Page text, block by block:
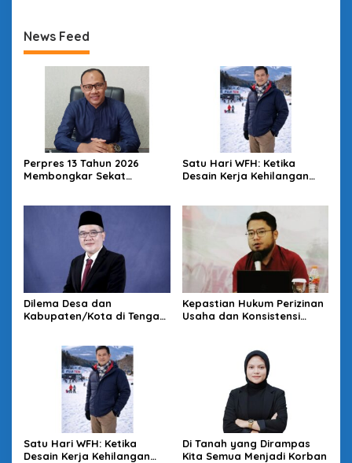
News Feed
Perpres 13 Tahun 2026
Membongkar Sekat
Satu Hari WFH: Ketika
Desain Kerja Kehilangan
Dilema Desa dan
Kabupaten/Kota di Tengah
Melawan Terancam
Kepastian Hukum Perizinan
Usaha dan Konsistensi
Satu Hari WFH: Ketika
Desain Kerja Kehilangan
Di Tanah yang Dirampas
Kita Semua Menjadi Korban